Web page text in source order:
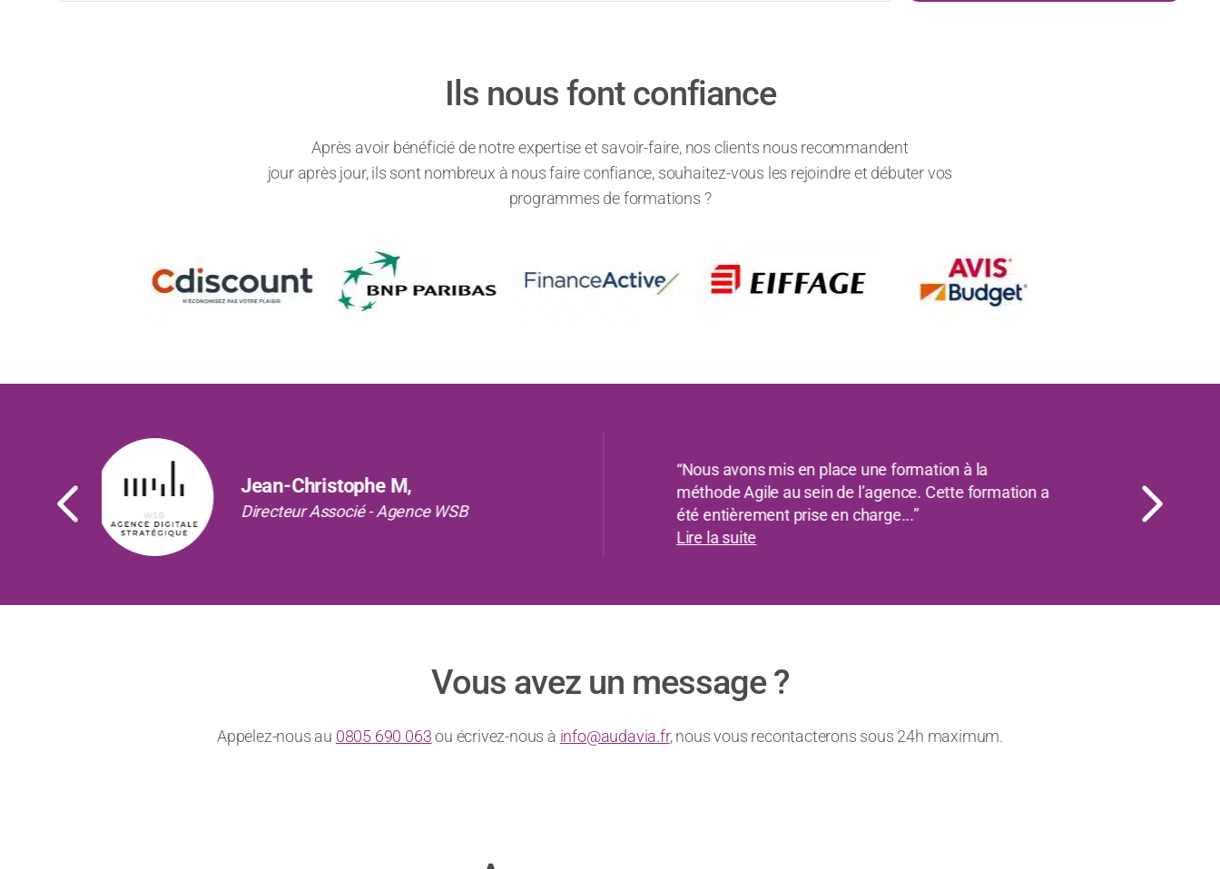
Ils nous font confiance
Après avoir bénéficié de notre expertise et savoir-faire, nos clients nous recommandent
jour après jour, ils sont nombreux à nous faire confiance, souhaitez-vous les rejoindre et débuter vos
programmes de formations ?
Head of HR Operations - TEADS
depuis 2012 ! Une relation de confiance s’est
instaurée dès la mise en place d...”
Précédent Suivant